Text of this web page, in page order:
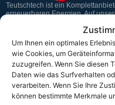
Um Ihnen ein optimales
wie Cookies, um
zuzugreifen. Wenn Sie diesen
Daten wie das Surfverhalten
verarbeiten. Wenn Sie Ihre
können bestimmte Merkmale
Teutschtech ist ein
erneuerbaren Energien. Auf
Service & Hilfe
Kontakt
Widerrufsbelehrung